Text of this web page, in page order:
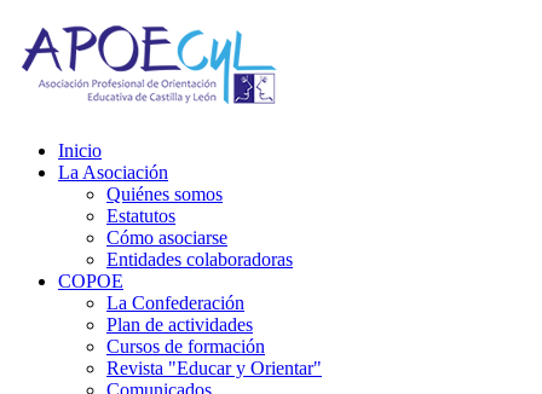
Inicio
La Asociación
Quiénes somos
Estatutos
Cómo asociarse
Entidades colaboradoras
COPOE
La Confederación
Plan de actividades
Cursos de formación
Revista "Educar y Orientar"
Comunicados